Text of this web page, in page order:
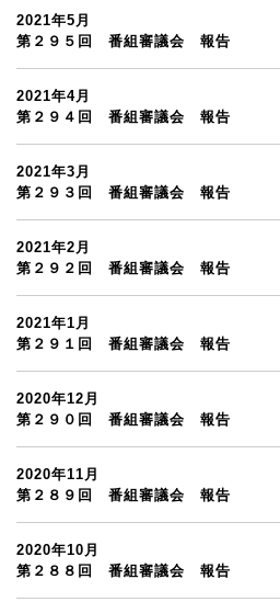
2021年5月
第２９５回 番組審議会 報告
2021年4月
第２９４回 番組審議会 報告
2021年3月
第２９３回 番組審議会 報告
2021年2月
第２９２回 番組審議会 報告
2021年1月
第２９１回 番組審議会 報告
2020年12月
第２９０回 番組審議会 報告
2020年11月
第２８９回 番組審議会 報告
2020年10月
第２８８回 番組審議会 報告